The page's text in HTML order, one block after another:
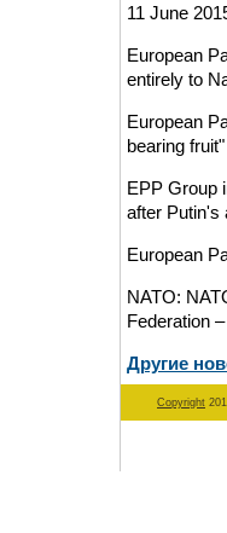
11 June
European
entirely to
European
bearing
EPP Group
after Putin's
European
NATO:
Federation
Другие
Copyright